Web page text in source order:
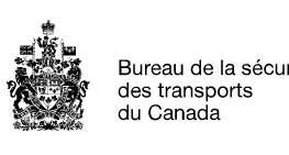
totoà
la
Sélection
de
la
langue